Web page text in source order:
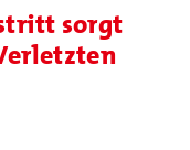
sorgt